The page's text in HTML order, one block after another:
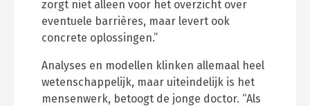
zorgt niet alleen voor het overzicht over
eventuele barrières, maar levert ook
concrete oplossingen.”
Analyses en modellen klinken allemaal heel
wetenschappelijk, maar uiteindelijk is het
mensenwerk, betoogt de jonge doctor. “Als